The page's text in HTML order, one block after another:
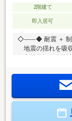
2階建て
即入居可
◇------◆ 耐震 ＋
地震の揺れを吸
取得) ■全自動お
ードキー・温水